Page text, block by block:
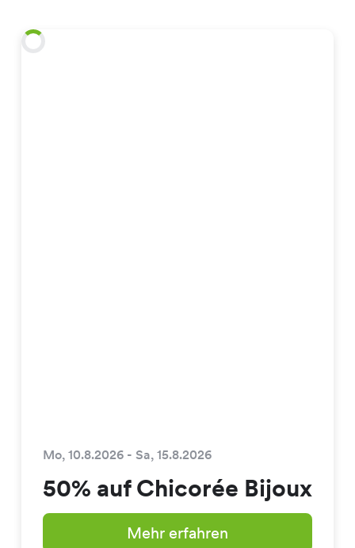
Mo, 10.8.2026 - Sa, 15.8.2026
50% auf Chicorée Bijoux
Mehr erfahren